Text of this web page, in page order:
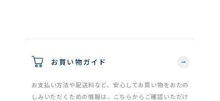
お買い物ガイド
お支払い方法や配送料など、安心してお買い物をおたの
しみいただくための情報は、こちらからご確認いただけ